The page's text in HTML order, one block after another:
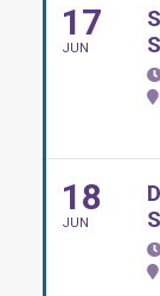
17
JUN
18
JUN